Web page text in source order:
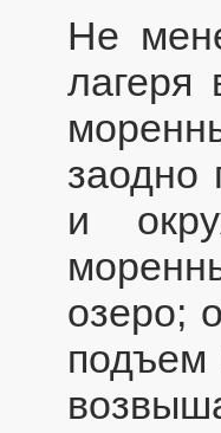
Не
лагеря
заодно
и
озеро;
подъем